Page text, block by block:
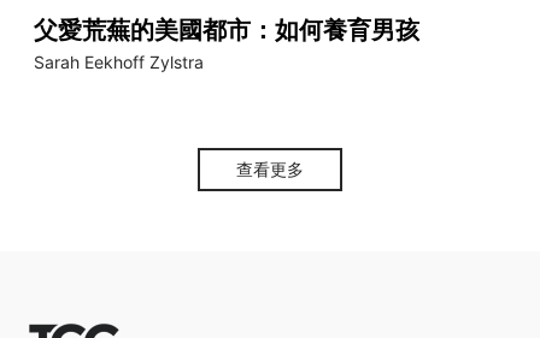
父愛荒蕪的美國都市：如何養育男孩
Sarah Eekhoff Zylstra
查看更多